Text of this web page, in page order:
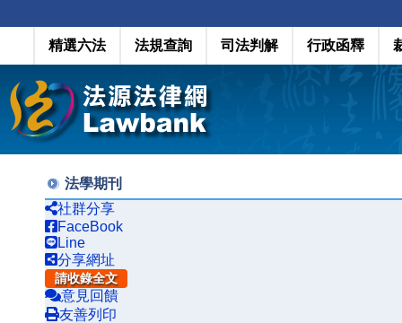
精選六法 法規查詢 司法判解 行政函釋
法學期刊
社群分享
FaceBook
Line
分享網址
請收錄全文
意見回饋
友善列印